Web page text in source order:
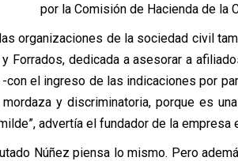
por la Comisión de Hacienda de la
organizaciones de la sociedad civil
Forrados, dedicada a asesorar a
con el ingreso de las indicaciones por
mordaza y discriminatoria, porque es
advertía el fundador de la empresa
Núñez piensa lo mismo. Pero